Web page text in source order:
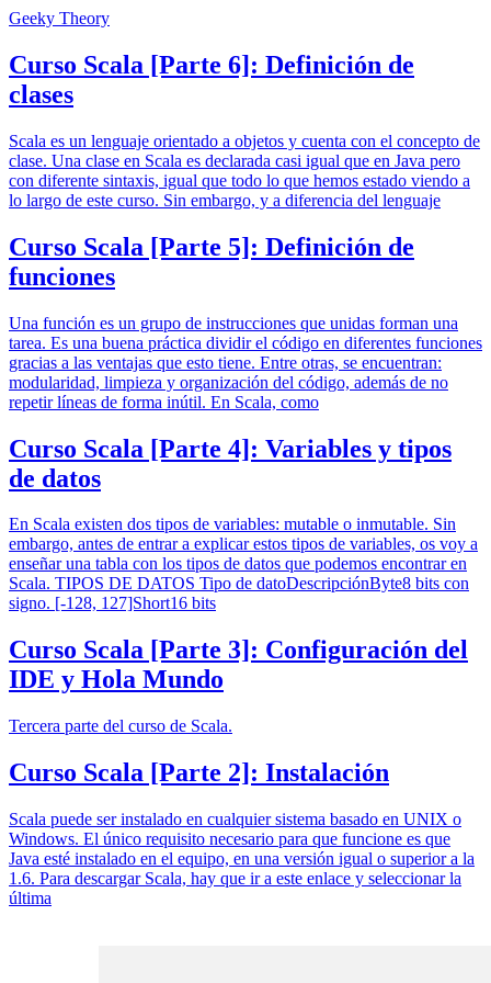
Geeky Theory
Curso Scala [Parte 6]: Definición de
clases
Scala es un lenguaje orientado a objetos y cuenta con el concepto de
clase. Una clase en Scala es declarada casi igual que en Java pero
con diferente sintaxis, igual que todo lo que hemos estado viendo a
lo largo de este curso. Sin embargo, y a diferencia del lenguaje
Curso Scala [Parte 5]: Definición de
funciones
Una función es un grupo de instrucciones que unidas forman una
tarea. Es una buena práctica dividir el código en diferentes funciones
gracias a las ventajas que esto tiene. Entre otras, se encuentran:
modularidad, limpieza y organización del código, además de no
repetir líneas de forma inútil. En Scala, como
Curso Scala [Parte 4]: Variables y tipos
de datos
En Scala existen dos tipos de variables: mutable o inmutable. Sin
embargo, antes de entrar a explicar estos tipos de variables, os voy a
enseñar una tabla con los tipos de datos que podemos encontrar en
Scala. TIPOS DE DATOS Tipo de datoDescripciónByte8 bits con
signo. [-128, 127]Short16 bits
Curso Scala [Parte 3]: Configuración del
IDE y Hola Mundo
Tercera parte del curso de Scala.
Curso Scala [Parte 2]: Instalación
Scala puede ser instalado en cualquier sistema basado en UNIX o
Windows. El único requisito necesario para que funcione es que
Java esté instalado en el equipo, en una versión igual o superior a la
1.6. Para descargar Scala, hay que ir a este enlace y seleccionar la
última